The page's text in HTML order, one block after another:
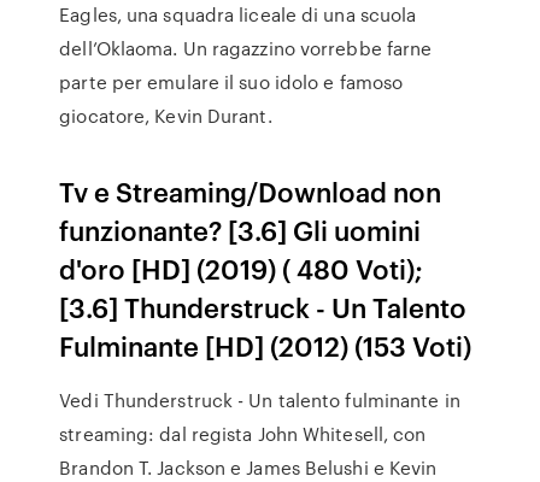
Eagles, una squadra liceale di una scuola
dell’Oklaoma. Un ragazzino vorrebbe farne
parte per emulare il suo idolo e famoso
giocatore, Kevin Durant.
Tv e Streaming/Download non
funzionante? [3.6] Gli uomini
d'oro [HD] (2019) ( 480 Voti);
[3.6] Thunderstruck - Un Talento
Fulminante [HD] (2012) (153 Voti)
Vedi Thunderstruck - Un talento fulminante in
streaming: dal regista John Whitesell, con
Brandon T. Jackson e James Belushi e Kevin